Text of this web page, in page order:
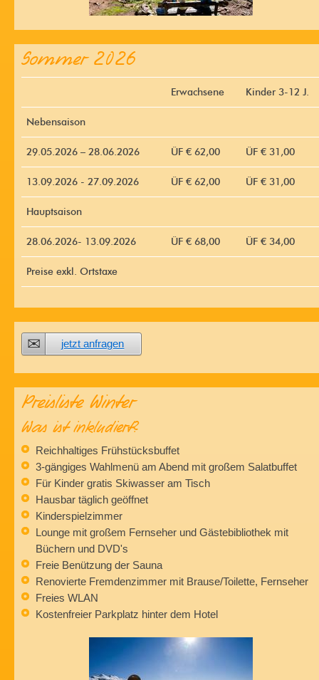
Sommer 2026
Erwachsene Kinder 3-12 J.
Nebensaison
29.05.2026 – 28.06.2026 ÜF € 62,00 ÜF € 31,00
13.09.2026 - 27.09.2026 ÜF € 62,00 ÜF € 31,00
Hauptsaison
28.06.2026- 13.09.2026 ÜF € 68,00 ÜF € 34,00
Preise exkl. Ortstaxe
jetzt anfragen
Preisliste Winter
Was ist inkludiert?
Reichhaltiges Frühstücksbuffet
3-gängiges Wahlmenü am Abend mit großem Salatbuffet
Für Kinder gratis Skiwasser am Tisch
Hausbar täglich geöffnet
Kinderspielzimmer
Lounge mit großem Fernseher und Gästebibliothek mit
Büchern und DVD's
Freie Benützung der Sauna
Renovierte Fremdenzimmer mit Brause/Toilette, Fernseher
Freies WLAN
Kostenfreier Parkplatz hinter dem Hotel